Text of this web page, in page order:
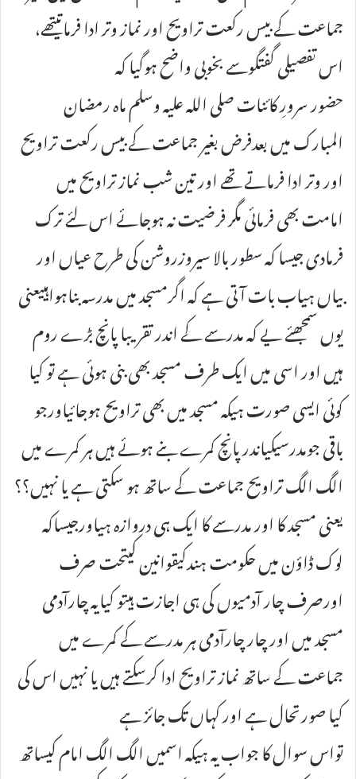
جماعت کے بیس رکعت تراویح اور نماز وتر ادا فرماتیتھے،
اس تفصیلی گفتگوسے بخوبی واضح ہوگیا کہ
حضور سرورِ کائنات صلی اللہ علیہ وسلم ماہ رمضان
المبارک میں بعدفرض بغیر جماعت کے بیس رکعت تراویح
اور وتر ادا فرماتے تھے اور تین شب نماز تراویح میں
امامت بھی فرمائی مگر فرضیت نہ ہوجائے اس لئے ترک
فرمادی جیسا کہ سطور بالا سیروزروشن کی طرح عیاں اور
بیاں ہیاب بات آتی ہے کہ اگرمسجد میں مدرسہ بناہواہییعنی
یوں سمجھئے یے کہ مدرسے کے اندر تقریبا پانچ بڑے روم
ہیں اور اسی میں ایک طرف مسجد بھی بنی ہوئی ہے تو کیا
کوئی ایسی صورت ہیکہ مسجد میں بھی تراویح ہوجائیاورجو
باقی جومدرسیکیاندرپانچ کمرے بنے ہوئے ہیں ہر کمرے میں
الگ الگ تراویح جماعت کے ساتھ ہو سکتی ہے یا نہیں؟؟
یعنی مسجد کا اور مدرسے کا ایک ہی دروازہ ہیاورجیساکہ
لوک ڈاؤن میں حکومت ہندکیقوانین کیتحت صرف
اورصرف چار آدمیوں کی ہی اجازت ہیتو کیایہ چارآدمی
مسجد میں اور چار چارآدمی ہر مدرسے کے کمرے میں
جماعت کے ساتھ نماز تراویح ادا کرسکتے ہیں یا نہیں اس کی
کیا صورتحال ہے اور کہاں تک جائز ہے
تواس سوال کا جواب یہ ہیکہ اسمیں الگ الگ امام کیساتھ